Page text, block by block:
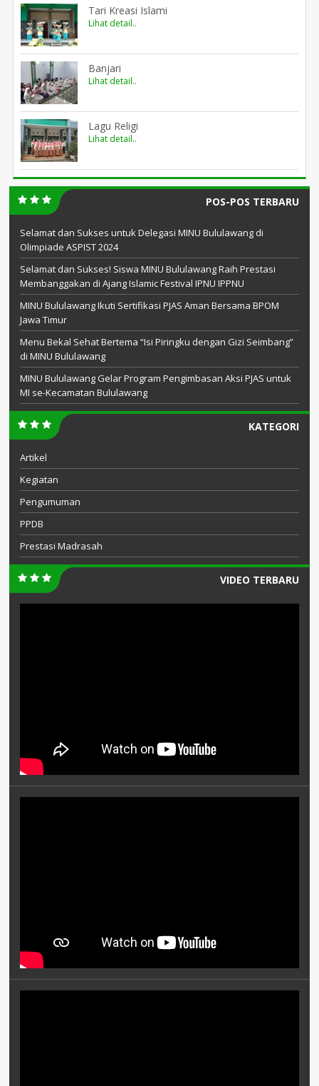
Tari Kreasi Islami
Lihat detail..
Banjari
Lihat detail..
Lagu Religi
Lihat detail..
POS-POS TERBARU
Selamat dan Sukses untuk Delegasi MINU Bululawang di
Olimpiade ASPIST 2024
Selamat dan Sukses! Siswa MINU Bululawang Raih Prestasi
Membanggakan di Ajang Islamic Festival IPNU IPPNU
MINU Bululawang Ikuti Sertifikasi PJAS Aman Bersama BPOM
Jawa Timur
Menu Bekal Sehat Bertema “Isi Piringku dengan Gizi Seimbang”
di MINU Bululawang
MINU Bululawang Gelar Program Pengimbasan Aksi PJAS untuk
MI se-Kecamatan Bululawang
KATEGORI
Artikel
Kegiatan
Pengumuman
PPDB
Prestasi Madrasah
VIDEO TERBARU